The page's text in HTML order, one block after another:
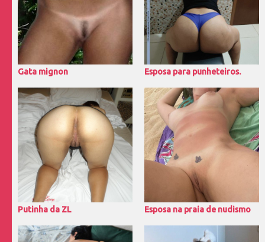
Gata mignon Esposa para punheteiros.
Putinha da ZL Esposa na praia de nudismo